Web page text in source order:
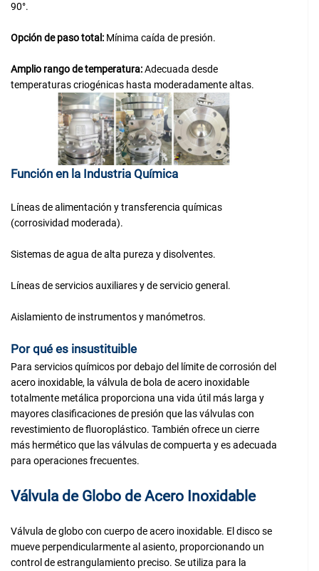
90°.
Opción de paso total: Mínima caída de presión.
Amplio rango de temperatura:Adecuada desde
temperaturas criogénicas hasta moderadamente altas.
Función en la Industria Química
Líneas de alimentación y transferencia químicas
(corrosividad moderada).
Sistemas de agua de alta pureza y disolventes.
Líneas de servicios auxiliares y de servicio general.
Aislamiento de instrumentos y manómetros.
Por qué es insustituible
Para servicios químicos por debajo del límite de corrosión del
acero inoxidable, la válvula de bola de acero inoxidable
totalmente metálica proporciona una vida útil más larga y
mayores clasificaciones de presión que las válvulas con
revestimiento de fluoroplástico. También ofrece un cierre
más hermético que las válvulas de compuerta y es adecuada
para operaciones frecuentes.
Válvula de Globo de Acero Inoxidable
Válvula de globo con cuerpo de acero inoxidable. El disco se
mueve perpendicularmente al asiento, proporcionando un
control de estrangulamiento preciso. Se utiliza para la